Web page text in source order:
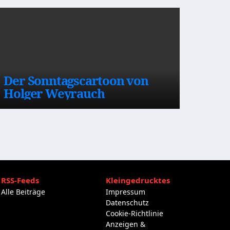
Der Sonntagscartoon von
Holger Weyrauch
RSS-Feeds
Alle Beiträge
Kleingedrucktes
Impressum
Datenschutz
Cookie-Richtlinie
Anzeigen &